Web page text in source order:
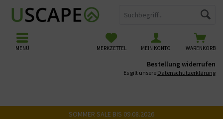
WARENKORB
MERKZETTEL MEIN KONTO
MENÜ
Bestellung widerrufen
Es gilt unsere Datenschutzerklärung
SOMMER SALE BIS 09.08.2026